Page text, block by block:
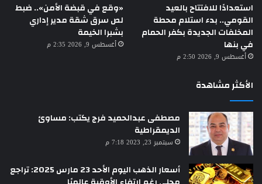
استعدادًا للافتتاح بالعيد
القومي.. بدء استلام محطة
المخلفات الجديدة بكفر الحمام
في بنها
أغسطس 9, 2026 2:50 م
«وقع في قبضة الأمن».. ضبط
لص سرق شقة مدير إداري
بشبرا الخيمة
أغسطس 9, 2026 2:35 م
الأكثر مشاهدة
مصطفى عبدالحميد فرج يكتب: مساوئ
الديمقراطية
سبتمبر 23, 2023 7:18 م
أسعار الذهب اليوم الأحد 23 مارس 2025: تراجع